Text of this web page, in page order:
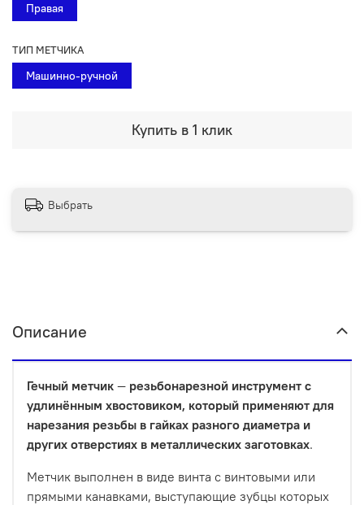
Купить в 1 клик
Правая
ТИП МЕТЧИКА
Машинно-ручной
Выбрать
Описание
Гечный метчик — резьбонарезной инструмент с
удлинённым хвостовиком, который применяют для
нарезания резьбы в гайках разного диаметра и
других отверстиях в металлических заготовках.
Метчик выполнен в виде винта с винтовыми или
прямыми канавками, выступающие зубцы которых